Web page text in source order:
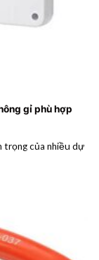
gỉ phù hợp
trọng của nhiều dự